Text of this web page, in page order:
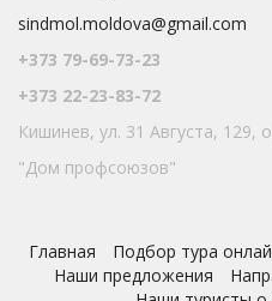
sindmol.moldova@gmail.com
+373 79-69-73-23
+373 22-23-83-72
Кишинев, ул. 31 Августа, 129,
"Дом профсоюзов"
Главная Подбор тура
Наши предложения